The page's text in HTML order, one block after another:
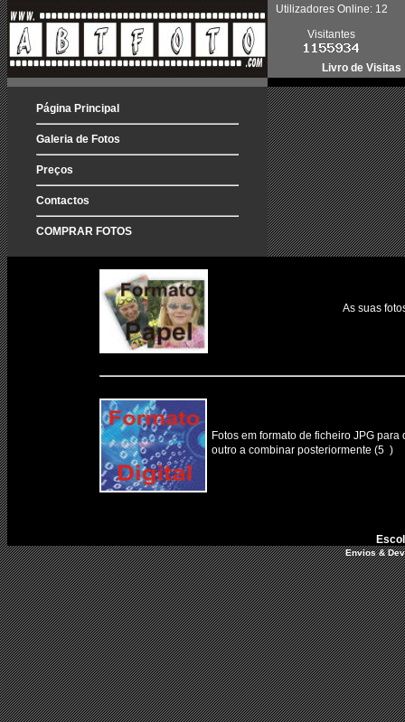
Utilizadores Online: 12
Visitantes
Livro de Visitas
Página Principal
Galeria de Fotos
Preços
Contactos
COMPRAR FOTOS
As suas
Fotos em formato de ficheiro JPG
outro a combinar posteriormente (5  )
Envios &